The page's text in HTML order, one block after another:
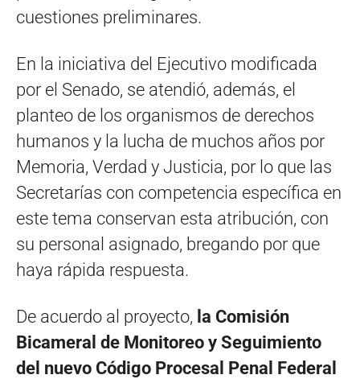
cuestiones preliminares.
En la iniciativa del Ejecutivo modificada
por el Senado, se atendió, además, el
planteo de los organismos de derechos
humanos y la lucha de muchos años por
Memoria, Verdad y Justicia, por lo que las
Secretarías con competencia específica en
este tema conservan esta atribución, con
su personal asignado, bregando por que
haya rápida respuesta.
De acuerdo al proyecto, la Comisión
Bicameral de Monitoreo y Seguimiento
del nuevo Código Procesal Penal Federal